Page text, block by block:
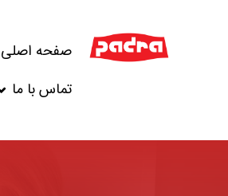
صفحه اصلی
تماس با ما